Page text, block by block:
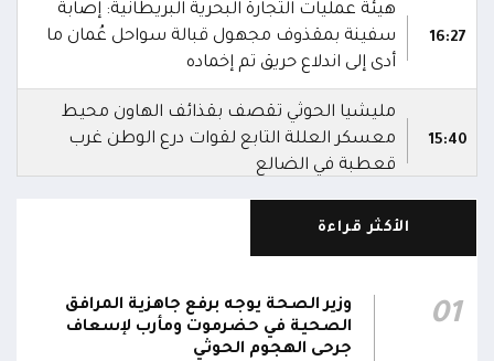
16:27
هيئة عمليات التجارة البحرية البريطانية: إصابة
سفينة بمقذوف مجهول قبالة سواحل عُمان ما
أدى إلى اندلاع حريق تم إخماده
15:40
مليشيا الحوثي تقصف بقذائف الهاون محيط
معسكر العللة التابع لقوات درع الوطن غرب
قعطبة في الضالع
مليشيا الحوثي تقصف أحياء سكنية غرب قعطبة
15:35
قصف حوثي عشوائي بالسلاح الثقيل يستهدف
مناطق مآهولة بقرى المعزوب والعبارى في
محافظة الضالع
الأكثر قراءة
01
وزير الصحة يوجه برفع جاهزية المرافق
الصحية في حضرموت ومأرب لإسعاف
جرحى الهجوم الحوثي